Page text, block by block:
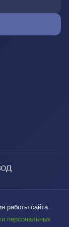
Маркса, д. 117Б
работы сайта.
персональных